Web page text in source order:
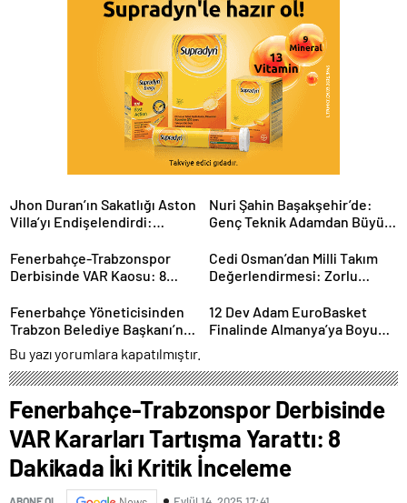
Jhon Duran’ın Sakatlığı Aston
Villa’yı Endişelendirdi:
Nuri Şahin Başakşehir’de:
Genç Teknik Adamdan Büyük
Fenerbahçe-Trabzonspor
Derbisinde VAR Kaosu: 8
Cedi Osman’dan Milli Takım
Değerlendirmesi: Zorlu
Hedefler
Fenerbahçe Yöneticisinden
Trabzon Belediye Başkanı’na
Sert Sözler: Gerginlik
Tırmanıyor
12 Dev Adam EuroBasket
Finalinde Almanya’ya Boyun
Bu yazı yorumlara kapatılmıştır.
Fenerbahçe-Trabzonspor Derbisinde
VAR Kararları Tartışma Yarattı: 8
Dakikada İki Kritik İnceleme